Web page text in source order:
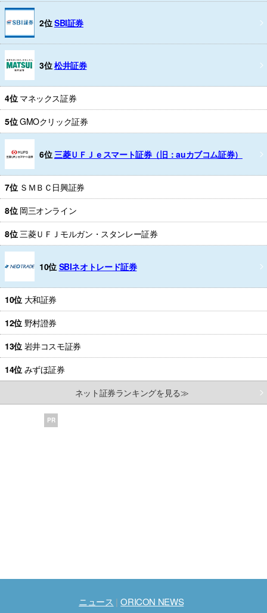
2位SBI証券
3位松井証券
4位 マネックス証券
5位GMOクリック証券
6位三菱ＵＦＪｅスマート証券（旧：auカブコム証券）
7位 ＳＭＢＣ日興証券
8位 岡三オンライン
8位三菱ＵＦＪモルガン・スタンレー証券
10位 SBIネオトレード証券
10位 大和証券
12位 野村證券
13位 岩井コスモ証券
14位 みずほ証券
ネット証券ランキングを見る≫
PR
ニュース ORICON NEWS